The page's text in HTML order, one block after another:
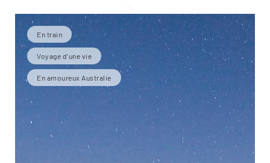
En train
Voyage d'une vie
En amoureux Australie